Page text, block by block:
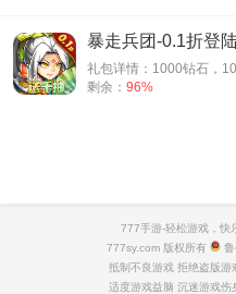
暴走兵团-0.1折登
礼包详情：1000钻石，
剩余： 96%
777手游-轻松游戏，快
777sy.com 版权所有
抵制不良游戏 拒绝盗版游
适度游戏益脑 沉迷游戏伤